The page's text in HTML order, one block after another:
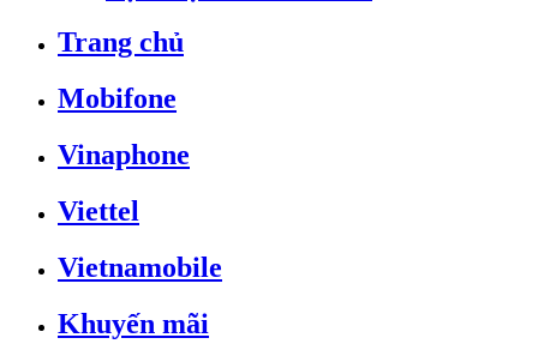
Trang chủ
Mobifone
Vinaphone
Viettel
Vietnamobile
Khuyến mãi